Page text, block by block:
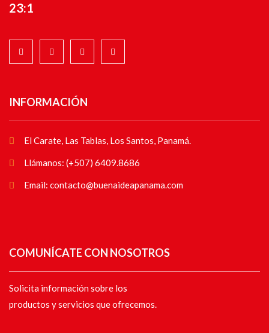
23:1
INFORMACIÓN
El Carate, Las Tablas, Los Santos, Panamá.
Llámanos: (+507) 6409.8686
Email: contacto@buenaideapanama.com
COMUNÍCATE CON NOSOTROS
Solicita información sobre los
productos y servicios que ofrecemos.